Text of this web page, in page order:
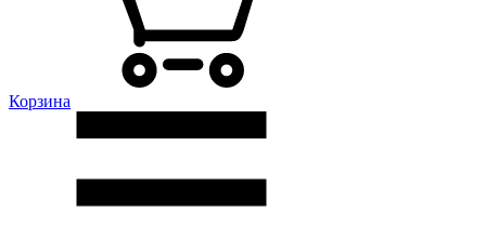
Корзина